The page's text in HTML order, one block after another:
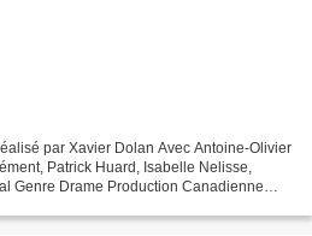
par Xavier Dolan Avec Antoine-Olivier
Patrick Huard, Isabelle Nelisse,
Genre Drame Production Canadienne